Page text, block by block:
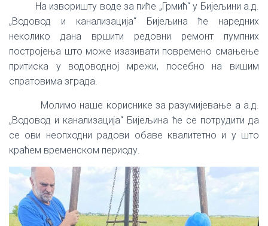
На изворишту воде за пиће „Грмић“ у Бијељини а.д.
„Водовод и канализација“ Бијељина ће наредних
неколико дана вршити редовни ремонт пумпних
постројења што може изазивати повремено смањење
притиска у водоводној мрежи, посебно на вишим
спратовима зграда.
Молимо наше кориснике за разумијевање а а.д.
„Водовод и канализација“ Бијељина ће се потрудити да
се ови неопходни радови обаве квалитетно и у што
краћем временском периоду.